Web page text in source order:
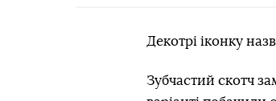
Декотрі іконку
Зубчастий скотч